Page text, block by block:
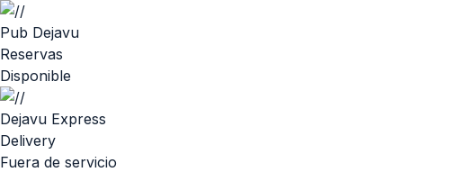
Pub Dejavu
Reservas
Disponible
Dejavu Express
Delivery
Fuera de servicio